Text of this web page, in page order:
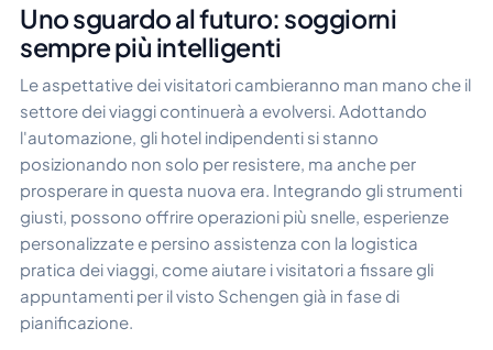
Uno sguardo al futuro: soggiorni
sempre più intelligenti
Le aspettative dei visitatori cambieranno man mano che il
settore dei viaggi continuerà a evolversi. Adottando
l'automazione, gli hotel indipendenti si stanno
posizionando non solo per resistere, ma anche per
prosperare in questa nuova era. Integrando gli strumenti
giusti, possono offrire operazioni più snelle, esperienze
personalizzate e persino assistenza con la logistica
pratica dei viaggi, come aiutare i visitatori a fissare gli
appuntamenti per il visto Schengen già in fase di
pianificazione.